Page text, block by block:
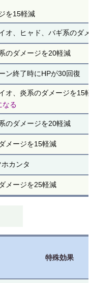
を15軽減
オ、ヒャド、バギ系のダ
のダメージを20軽減
ン終了時にHPが30回復
オ、炎系のダメージを15
なる
のダメージを20軽減
メージを15軽減
カンタ
メージを25軽減
特殊効果